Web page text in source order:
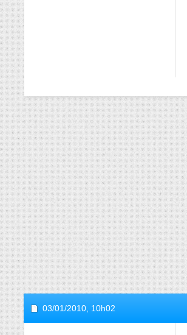
03/01/2010, 10h02